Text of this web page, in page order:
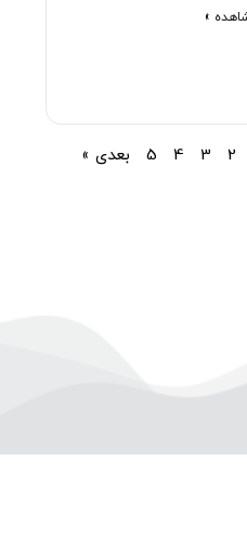
»
2
3
4
5 بعدی »